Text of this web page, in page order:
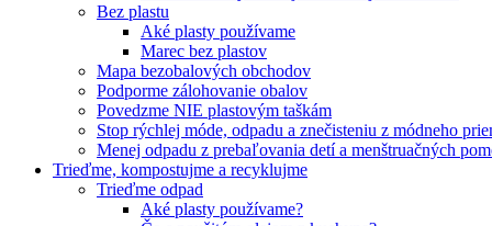
Bez plastu
Aké plasty používame
Marec bez plastov
Mapa bezobalových obchodov
Podporme zálohovanie obalov
Povedzme NIE plastovým taškám
Stop rýchlej móde, odpadu a znečisteniu z módneho
Menej odpadu z prebaľovania detí a menštruačných
Trieďme, kompostujme a recyklujme
Trieďme odpad
Aké plasty používame?